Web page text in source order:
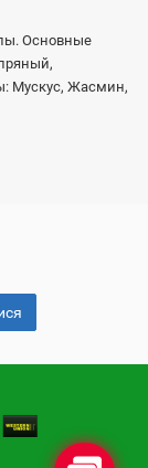
Основные
Мускус, Жасмин,